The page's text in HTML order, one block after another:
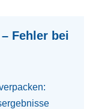
Fehler bei